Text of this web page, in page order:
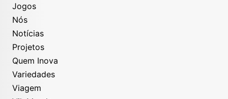
Jogos
Nós
Notícias
Projetos
Quem Inova
Variedades
Viagem